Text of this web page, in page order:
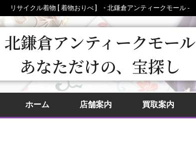
リサイクル着物 [ 着物おりべ ] - 北鎌倉アンティークモール ‐
北鎌倉アンティークモール
あなただけの、宝探し
ホーム 店舗案内 買取案内